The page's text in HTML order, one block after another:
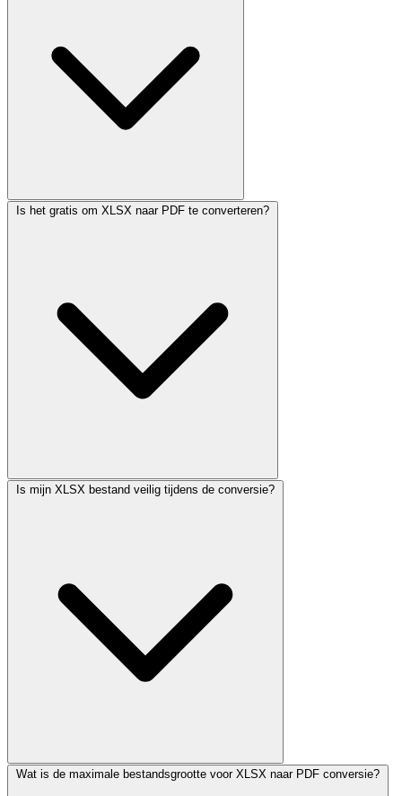
Is het gratis om XLSX naar PDF te converteren?
Is mijn XLSX bestand veilig tijdens de conversie?
Wat is de maximale bestandsgrootte voor XLSX naar PDF conversie?